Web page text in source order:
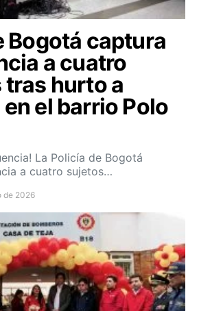
Bogotá captura
a cuatro
hurto a
el barrio Polo
La Policía de Bogotá
a cuatro sujetos…
de 2026